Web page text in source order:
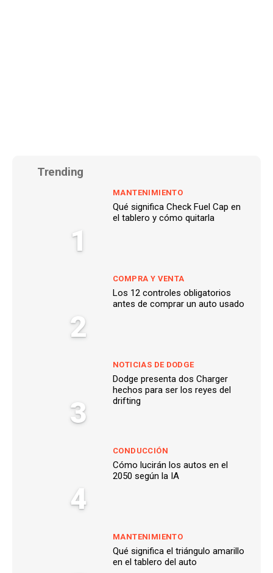
Trending
1
MANTENIMIENTO
Qué significa Check Fuel Cap en
el tablero y cómo quitarla
2
COMPRA Y VENTA
Los 12 controles obligatorios
antes de comprar un auto usado
3
NOTICIAS DE DODGE
Dodge presenta dos Charger
hechos para ser los reyes del
drifting
4
CONDUCCIÓN
Cómo lucirán los autos en el
2050 según la IA
MANTENIMIENTO
Qué significa el triángulo amarillo
en el tablero del auto